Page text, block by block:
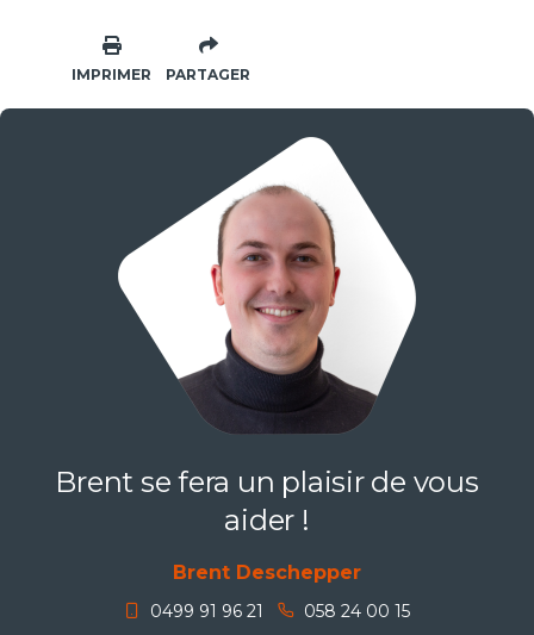
IMPRIMER PARTAGER
Brent se fera un plaisir de vous
aider !
Brent Deschepper
0499 91 96 21
058 24 00 15